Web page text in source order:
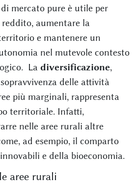
mercato pure è utile per
aumentare la
e mantenere un
nel mutevole contesto
La diversificazione,
delle attività
più marginali, rappresenta
territoriale. Infatti,
nelle aree rurali altre
ad esempio, il comparto
e della bioeconomia.
aree rurali